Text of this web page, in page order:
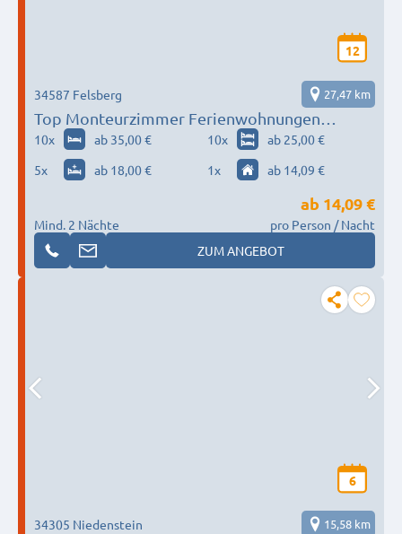
12
Top Monteurzimmer Ferienwohnungen
Parkplätze Grillplatz 017620758438
34587 Felsberg 27,47 km
10x ab 35,00 € 10x
ab 25,00 €
5x ab 18,00 € 1x ab 14,09 €
Mind. 2 Nächte
ab 14,09 €
pro Person / Nacht
ZUM ANGEBOT
6
34305 Niedenstein 15,58 km